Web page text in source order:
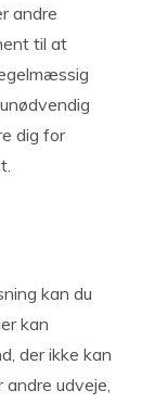
andre
til at
dig for
kan du
kan
der ikke kan
udveje,